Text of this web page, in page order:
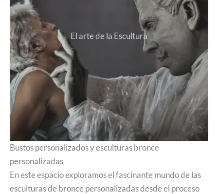
El arte de la Escultura
Bustos personalizados y esculturas bronce
personalizadas
En este espacio exploramos el fascinante mundo de las
esculturas de bronce personalizadas desde el proceso